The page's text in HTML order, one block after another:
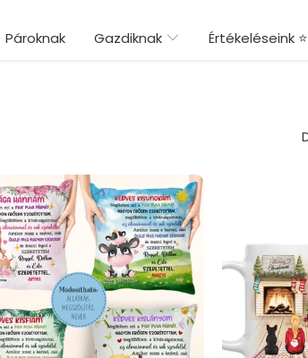
Pároknak Gazdiknak Értékeléseink ⭐